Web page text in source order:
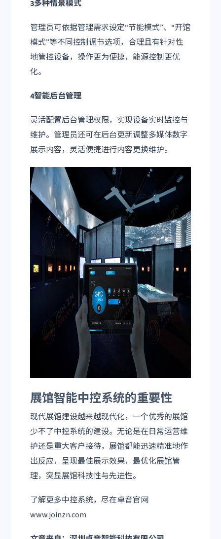
3多种情景模式
管理员可依据管理需求设定“节能模式”、“开馆
模式”等不同控制调节选项，合理且有针对性
地管控设备，操作更为便捷，能源控制更优
化。
4智能后台管理
灵活配置后台管理权限，实现设备实时监控与
维护。管理员还可在后台更新调整多媒体数字
展示内容，灵活便捷进行内容更换维护。
展馆智能中控系统的重要性
现代展馆建设越来越现代化，一个优秀的展馆
少不了中控系统的建设。无论是在日常运营维
护还是重大客户接待，展馆都能迅速精准地作
出反应，呈现最佳展示效果，最优化展馆管
理，突显展馆科技性与先进性。
了解更多中控系统，尽在卓音官网
www.joinzn.com